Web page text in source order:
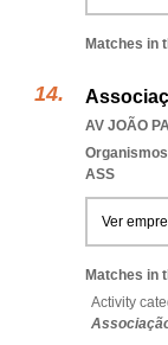
Matches in
AV JOÃO
ASS
Ver
Matches in
Activity